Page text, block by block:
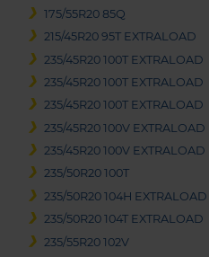
175/55R20 85Q
215/45R20 95T EXTRALOAD
235/45R20 100T EXTRALOAD
235/45R20 100T EXTRALOAD
235/45R20 100T EXTRALOAD
235/45R20 100V EXTRALOAD
235/45R20 100V EXTRALOAD
235/50R20 100T
235/50R20 104H EXTRALOAD
235/50R20 104T EXTRALOAD
235/55R20 102V